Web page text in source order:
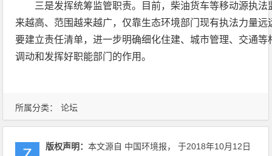
所属分类： 论坛
三是发挥统筹监管职责。目前，柴油货车等移动源执
来越高、范围越来越广，仅靠生态环境部门现有执法力量
要建立责任清单，进一步明确细化住建、城市管理、交通
调动和发挥好职能部门的作用。
版权声明：本文源自 中国环境报， 于2018年10月12日